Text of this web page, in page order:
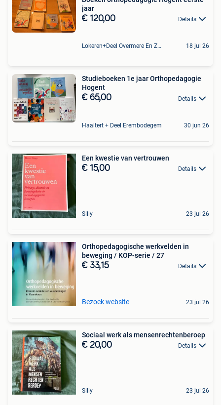
jaar
€ 120,00 Details
Lokeren+Deel Overmere En Zele 18 jul 26
Studieboeken 1e jaar Orthopedagogie
Hogent
€ 65,00 Details
Haaltert + Deel Erembodegem 30 jun 26
Een kwestie van vertrouwen
€ 15,00 Details
Silly 23 jul 26
Orthopedagogische werkvelden in
beweging / KOP-serie / 27
€ 33,15 Details
Bezoek website 23 jul 26
Sociaal werk als mensenrechtenberoep
€ 20,00 Details
Silly 23 jul 26